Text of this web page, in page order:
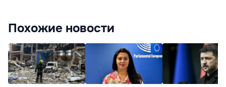
Похожие новости